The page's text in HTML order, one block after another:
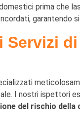
prima che
garantendo
Servizi
I nostri ispettori
del rischio della